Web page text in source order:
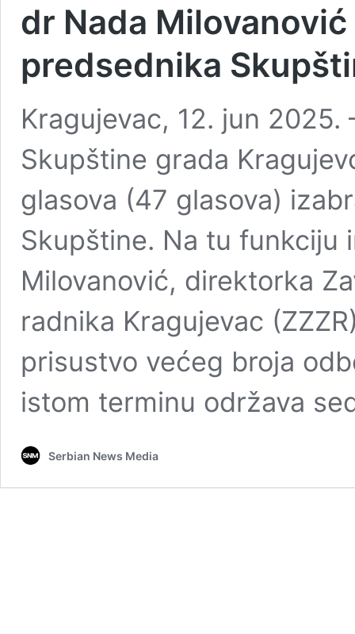
dr Nada
predsednika
Kragujevac, 12. jun
Skupštine grada
glasova (47 glasova)
Skupštine. Na tu funkciju
Milovanović, direktorka
radnika Kragujevac
prisustvo većeg broja
istom terminu održava
Serbian News Media